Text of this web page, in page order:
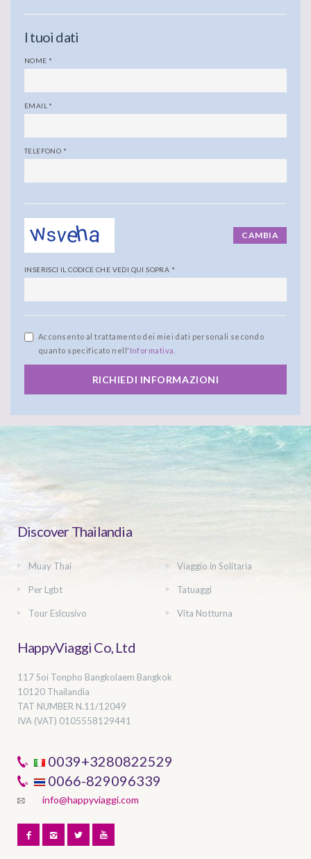
I tuoi dati
NOME *
EMAIL *
TELEFONO *
CAMBIA
INSERISCI IL CODICE CHE VEDI QUI SOPRA *
Acconsento al trattamento dei miei dati personali secondo
quanto specificato nell' Informativa
RICHIEDI INFORMAZIONI
Discover Thailandia
Muay Thai Viaggio in Solitaria
Per Lgbt Tatuaggi
Tour Eslcusivo Vita Notturna
HappyViaggi Co, Ltd
117 Soi Tonpho Bangkolaem Bangkok
10120 Thailandia
TAT NUMBER N.11/12049
IVA (VAT) 0105558129441
0039+3280822529
0066-829096339
info@happyviaggi.com